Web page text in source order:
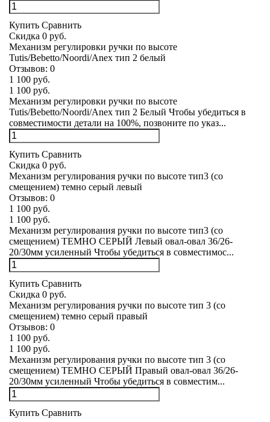
Купить Сравнить
Скидка 0 руб.
Механизм регулировки ручки по высоте
Tutis/Bebetto/Noordi/Anex тип 2 белый
Отзывов: 0
1 100 руб.
1 100 руб.
Механизм регулировки ручки по высоте
Tutis/Bebetto/Noordi/Anex тип 2 Белый Чтобы убедиться в
совместимости детали на 100%, позвоните по указ...
Купить Сравнить
Скидка 0 руб.
Механизм регулирования ручки по высоте тип3 (со
смещением) темно серый левый
Отзывов: 0
1 100 руб.
1 100 руб.
Механизм регулирования ручки по высоте тип3 (со
смещением) ТЕМНО СЕРЫЙ Левый овал-овал 36/26-
20/30мм усиленный Чтобы убедиться в совместимос...
Купить Сравнить
Скидка 0 руб.
Механизм регулирования ручки по высоте тип 3 (со
смещением) темно серый правый
Отзывов: 0
1 100 руб.
1 100 руб.
Механизм регулирования ручки по высоте тип 3 (со
смещением) ТЕМНО СЕРЫЙ Правый овал-овал 36/26-
20/30мм усиленный Чтобы убедиться в совместим...
Купить Сравнить